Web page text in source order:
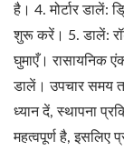
है। 4. मोर्टार डालें:
शुरू करें। 5. डालें:
घुमाएँ। रासायनिक
डालें। उपचार समय
ध्यान दें, स्थापना
महत्वपूर्ण है, इसलिए